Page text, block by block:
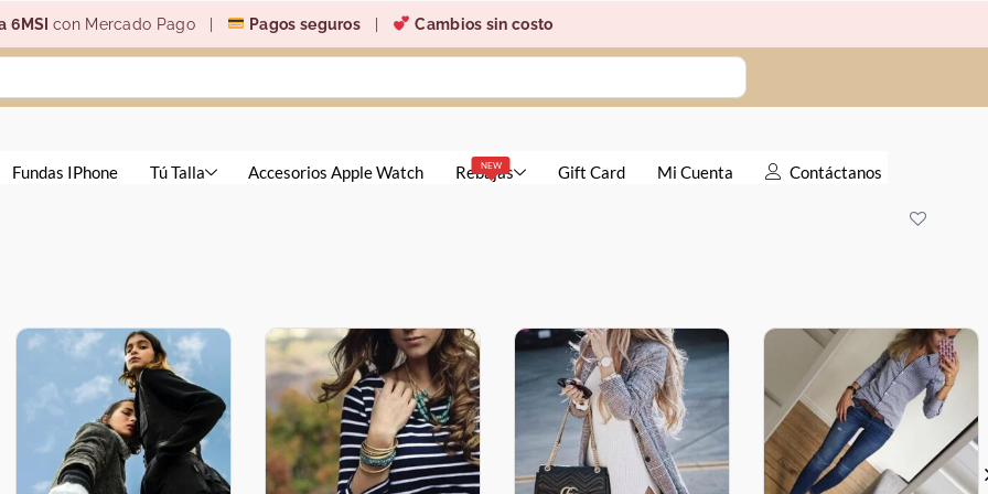
6MSIcon Mercado Pago | Pagos seguros Cambios sin costo
Fundas IPhone Tú Talla Accesorios Apple Watch NEW
Rebajas Gift Card Mi Cuenta Contáctanos